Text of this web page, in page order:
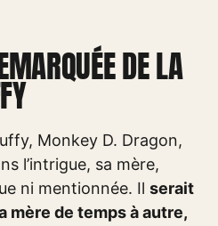
DE LA
Monkey D. Dragon,
l’intrigue, sa mère,
ni mentionnée. Il serait
mère de temps à autre,